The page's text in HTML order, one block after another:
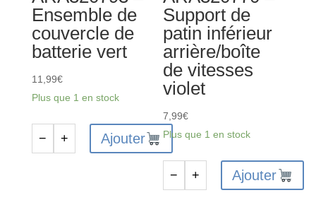
Ensemble de
couvercle de
batterie vert
11,99€
Plus que 1 en stock
− + Ajouter
Support de
patin inférieur
arrière/boîte
de vitesses
violet
7,99€
Plus que 1 en stock
− + Ajouter